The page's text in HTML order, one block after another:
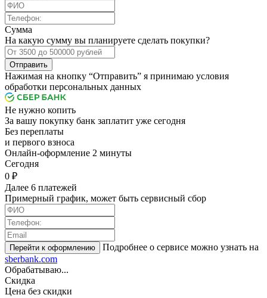
Сумма
На какую сумму вы планируете сделать покупки?
Отправить
Нажимая на кнопку “Отправить” я принимаю условия
обработки персональных данных
Не нужно копить
За вашу покупку банк заплатит уже сегодня
Без переплаты
и первого взноса
Онлайн-оформление 2 минуты
Cегодня
0 ₽
Далее 6 платежей
Примерный график, может быть сервисный сбор
Подробнее о сервисе можно узнать на
sberbank.com
Обрабатываю...
Скидка
Цена без скидки